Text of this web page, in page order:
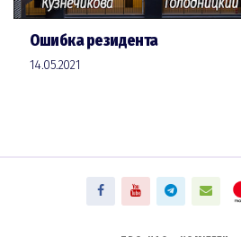
Ошибка резидента
14.05.2021